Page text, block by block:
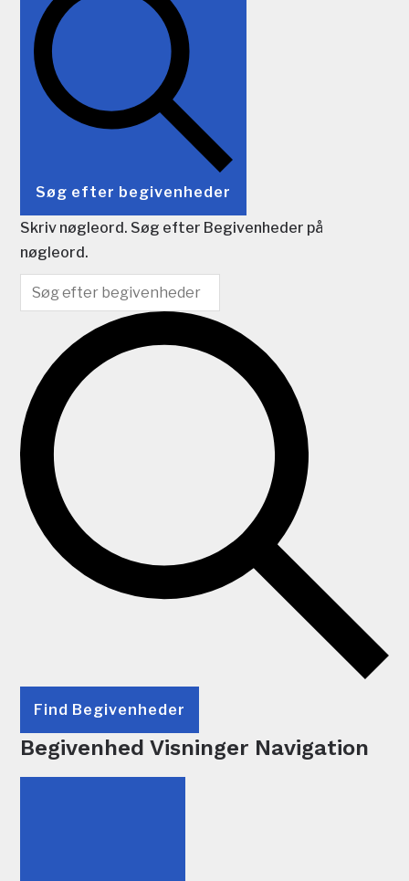
Søg efter begivenheder
Skriv nøgleord. Søg efter Begivenheder på
nøgleord.
Find Begivenheder
Begivenhed Visninger Navigation